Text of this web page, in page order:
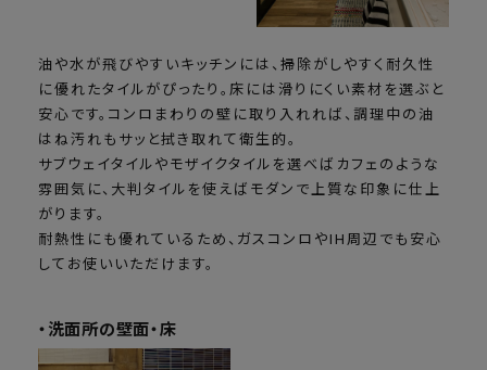
油や水が飛びやすいキッチンには、掃除がしやすく耐久性
に優れたタイルがぴったり。床には滑りにくい素材を選ぶと
安心です。コンロまわりの壁に取り入れれば、調理中の油
はね汚れもサッと拭き取れて衛生的。
サブウェイタイルやモザイクタイルを選べばカフェのような
雰囲気に、大判タイルを使えばモダンで上質な印象に仕上
がります。
耐熱性にも優れているため、ガスコンロやIH周辺でも安心
してお使いいただけます。
・洗面所の壁面・床